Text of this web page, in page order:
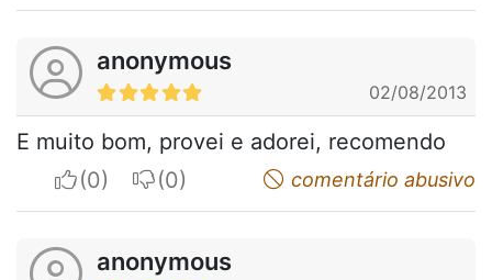
anonymous
02/08/2013
E muito bom, provei e adorei, recomendo
I apreciateI do not appreciatecomentário abusivo
anonymous